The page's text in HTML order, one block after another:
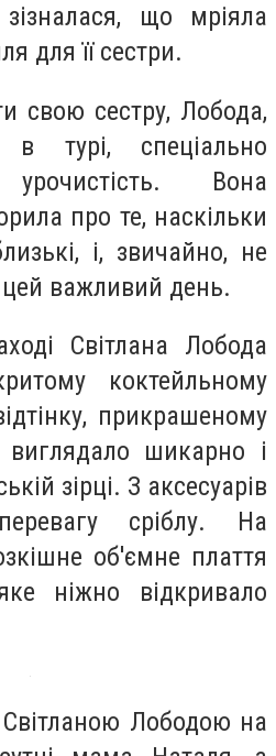
що мріяла
для її сестри.
свою сестру, Лобода,
турі, спеціально
Вона
про те, наскільки
і, звичайно, не
важливий день.
Світлана Лобода
коктейльному
прикрашеному
виглядало шикарно і
зірці. З аксесуарів
сріблу. На
об'ємне плаття
ніжно відкривало
Лободою на